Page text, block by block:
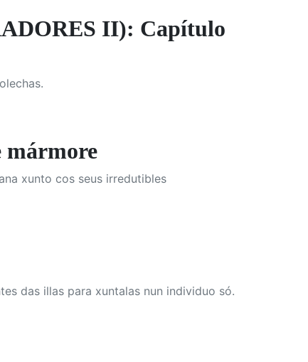
II): Capítulo
xunto cos seus irredutibles
das illas para xuntalas nun individuo só.